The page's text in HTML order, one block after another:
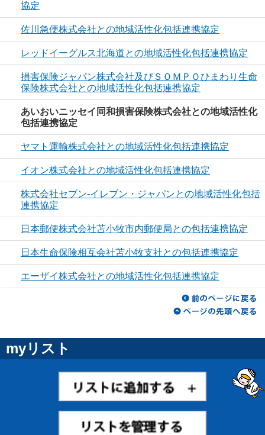
協定
佐川急便株式会社との地域活性化包括連携協定
レッドイーグルス北海道との地域活性化包括連携協定
損害保険ジャパン株式会社及びＳＯＭＰＯひまわり生命
保険株式会社との地域活性化包括連携協定
あいおいニッセイ同和損害保険株式会社との地域活性化
包括連携協定
ヤマト運輸株式会社との地域活性化包括連携協定
イオン株式会社との地域活性化包括連携協定
株式会社セブン-イレブン・ジャパンとの地域活性化包括
連携協定
日本郵便株式会社苫小牧市内郵便局との包括連携協定
日本生命保険相互会社苫小牧支社との包括連携協定
エーザイ株式会社との地域活性化包括連携協定
myリスト